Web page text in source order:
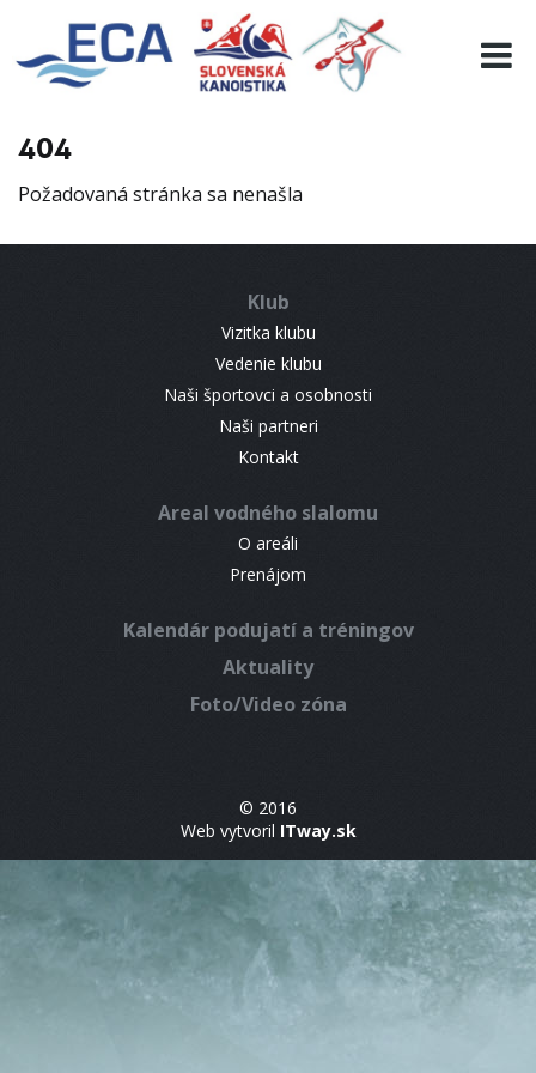
404
Požadovaná stránka sa nenašla
Klub
Vizitka klubu
Vedenie klubu
Naši športovci a osobnosti
Naši partneri
Kontakt
Areal vodného slalomu
O areáli
Prenájom
Kalendár podujatí a tréningov
Aktuality
Foto/Video zóna
© 2016
Web vytvoril ITway.sk
EURO 19
INFO
RESULTS
CONTACT